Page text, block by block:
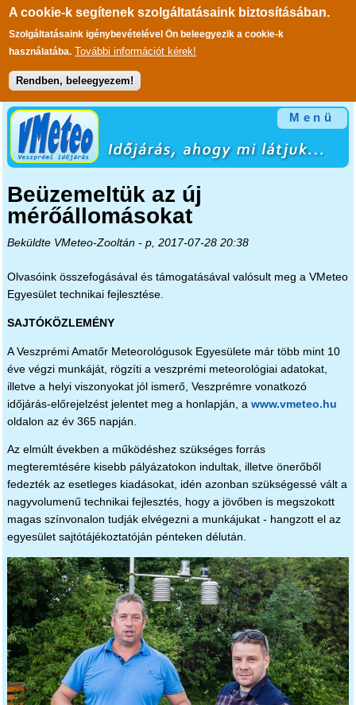
A cookie-k segítenek szolgáltatásaink biztosításában.
Szolgáltatásaink igénybevételével Ön beleegyezik a cookie-k
használatába. További információt kérek!
Rendben, beleegyezem!
Ugrás a tartalomra
Menü
Beüzemeltük az új
mérőállomásokat
Beküldte VMeteo-Zooltán- p, 2017-07-28 20:38
Olvasóink összefogásával és támogatásával valósult meg a VMeteo
Egyesület technikai fejlesztése.
SAJTÓKÖZLEMÉNY
A Veszprémi Amatőr Meteorológusok Egyesülete már több mint 10
éve végzi munkáját, rögzíti a veszprémi meteorológiai adatokat,
illetve a helyi viszonyokat jól ismerő, Veszprémre vonatkozó
időjárás-előrejelzést jelentet meg a honlapján, a www.vmeteo.hu
oldalon az év 365 napján.
Az elmúlt években a működéshez szükséges forrás
megteremtésére kisebb pályázatokon indultak, illetve önerőből
fedezték az esetleges kiadásokat, idén azonban szükségessé vált a
nagyvolumenű technikai fejlesztés, hogy a jövőben is megszokott
magas színvonalon tudják elvégezni a munkájukat - hangzott el az
egyesület sajtótájékoztatóján pénteken délután.